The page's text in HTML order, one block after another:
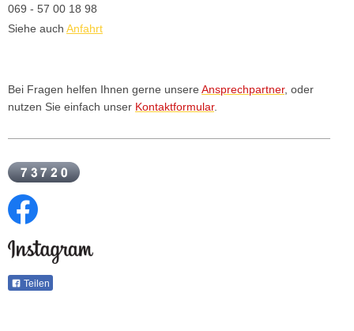
069 - 57 00 18 98
Siehe auch Anfahrt
Bei Fragen helfen Ihnen gerne unsere Ansprechpartner, oder
nutzen Sie einfach unser Kontaktformular.
Teilen